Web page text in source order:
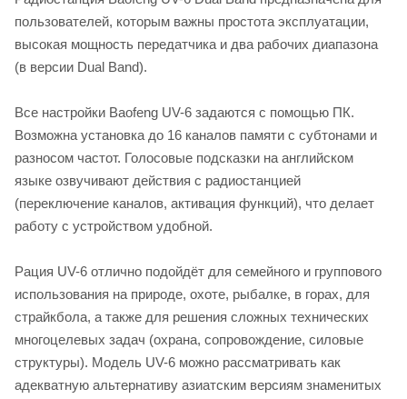
пользователей, которым важны простота эксплуатации,
высокая мощность передатчика и два рабочих диапазона
(в версии Dual Band).
Все настройки Baofeng UV-6 задаются с помощью ПК.
Возможна установка до 16 каналов памяти с субтонами и
разносом частот. Голосовые подсказки на английском
языке озвучивают действия с радиостанцией
(переключение каналов, активация функций), что делает
работу с устройством удобной.
Рация UV-6 отлично подойдёт для семейного и группового
использования на природе, охоте, рыбалке, в горах, для
страйкбола, а также для решения сложных технических
многоцелевых задач (охрана, сопровождение, силовые
структуры). Модель UV-6 можно рассматривать как
адекватную альтернативу азиатским версиям знаменитых